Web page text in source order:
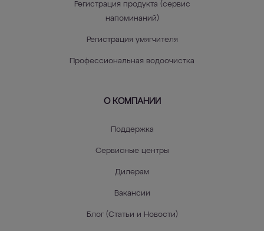
Регистрация продукта (сервис
напоминаний)
Регистрация умягчителя
Профессиональная водоочистка
О КОМПАНИИ
Поддержка
Сервисные центры
Дилерам
Вакансии
Блог (Статьи и Новости)